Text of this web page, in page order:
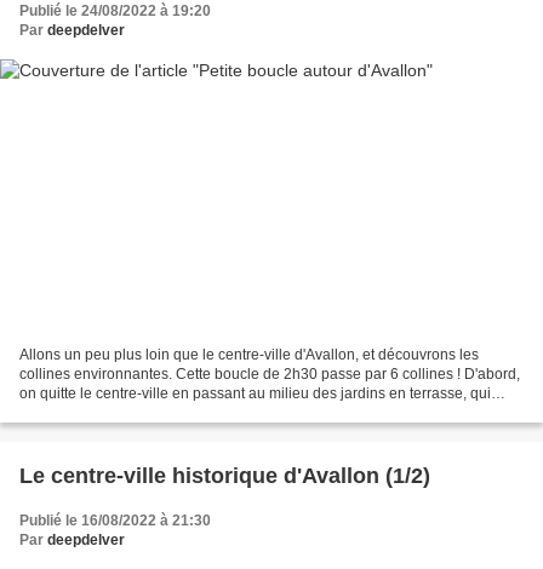
Publié le 24/08/2022 à 19:20
Par deepdelver
Allons un peu plus loin que le centre-ville d'Avallon, et découvrons les
collines environnantes. Cette boucle de 2h30 passe par 6 collines ! D'abord,
on quitte le centre-ville en passant au milieu des jardins en terrasse, qui
Le centre-ville historique d'Avallon (1/2)
Publié le 16/08/2022 à 21:30
Par deepdelver